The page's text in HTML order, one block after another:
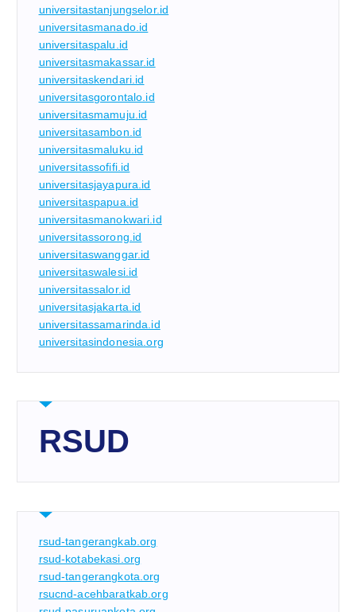
universitastanjungselor.id
universitasmanado.id
universitaspalu.id
universitasmakassar.id
universitaskendari.id
universitasgorontalo.id
universitasmamuju.id
universitasambon.id
universitasmaluku.id
universitassofifi.id
universitasjayapura.id
universitaspapua.id
universitasmanokwari.id
universitassorong.id
universitaswanggar.id
universitaswalesi.id
universitassalor.id
universitasjakarta.id
universitassamarinda.id
universitasindonesia.org
RSUD
rsud-tangerangkab.org
rsud-kotabekasi.org
rsud-tangerangkota.org
rsucnd-acehbaratkab.org